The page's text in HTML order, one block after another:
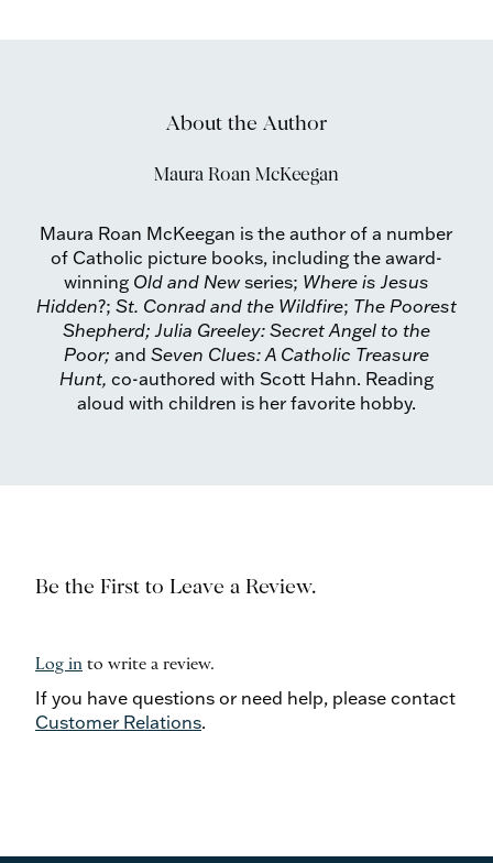
About the Author
Maura Roan McKeegan
Maura Roan McKeegan is the author of a number
of Catholic picture books, including the award-
winning Old and Newseries; Where is Jesus
Hidden?; St. Conrad and the Wildfire; The Poorest
Shepherd; Julia Greeley: Secret Angel to the
Poor; and Seven Clues: A Catholic Treasure
Hunt, co-authored with Scott Hahn. Reading
aloud with children is her favorite hobby.
Be the First to Leave a Review.
Log in to write a review.
If you have questions or need help, please contact
Customer Relations.